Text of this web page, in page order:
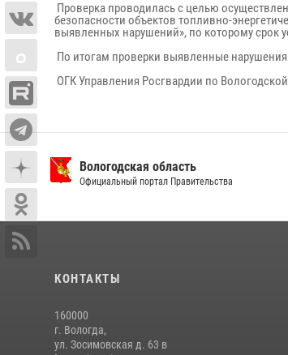
Проверка проводилась с целью
безопасности объектов топливно-
выявленных нарушений», по которому срок
По итогам проверки выявленные
ОГК Управления Росгвардии по
Вологодская область
Официальный портал Правительства
КОНТАКТЫ
160000
г. Вологда,
ул. Зосимовская д. 63 в